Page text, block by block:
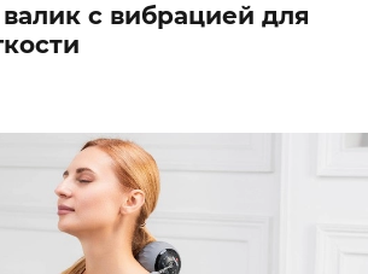
с вибрацией для